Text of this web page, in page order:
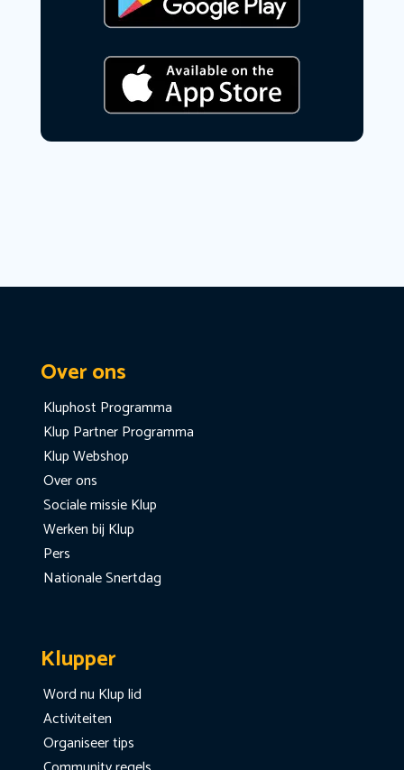
Over ons
Kluphost Programma
Klup Partner Programma
Klup Webshop
Over ons
Sociale missie Klup
Werken bij Klup
Pers
Nationale Snertdag
Klupper
Word nu Klup lid
Activiteiten
Organiseer tips